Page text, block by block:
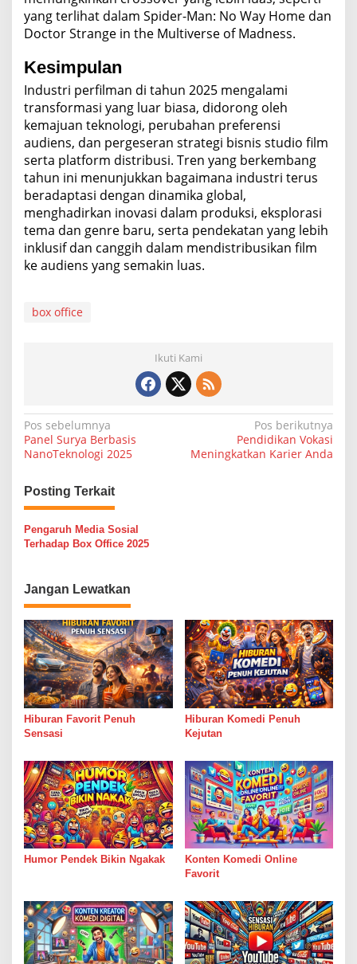
yang terlihat dalam Spider-Man: No Way Home dan
Doctor Strange in the Multiverse of Madness.
Kesimpulan
Industri perfilman di tahun 2025 mengalami
transformasi yang luar biasa, didorong oleh
kemajuan teknologi, perubahan preferensi
audiens, dan pergeseran strategi bisnis studio film
serta platform distribusi. Tren yang berkembang
tahun ini menunjukkan bagaimana industri terus
beradaptasi dengan dinamika global,
menghadirkan inovasi dalam produksi, eksplorasi
tema dan genre baru, serta pendekatan yang lebih
inklusif dan canggih dalam mendistribusikan film
ke audiens yang semakin luas.
box office
Ikuti Kami
N
a
i
a
i
p
o
s
Pos sebelumnya
Panel Surya Berbasis
NanoTeknologi 2025
Pos berikutnya
Pendidikan Vokasi
Meningkatkan Karier Anda
Posting Terkait
Pengaruh Media Sosial
Terhadap Box Office 2025
Jangan Lewatkan
Hiburan Favorit Penuh
Sensasi
Hiburan Komedi Penuh
Kejutan
Humor Pendek Bikin Ngakak
Konten Komedi Online
Favorit